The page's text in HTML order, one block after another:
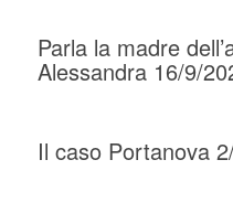
Parla la madre
Alessandra 16/9/
Il caso Portanova